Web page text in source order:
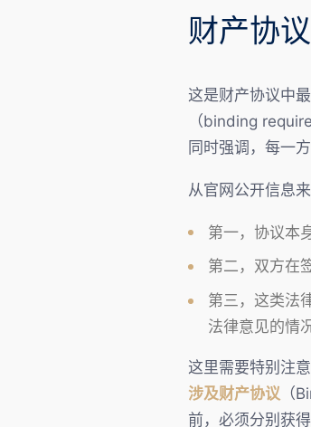
财产协
这是财产协议中
（binding
同时强调，每一
从官网公开信息
第一，协议本
第二，双方在
第三，这类法
法律意见的情
这里需要特别注
涉及财产协议 （
前，必须分别获